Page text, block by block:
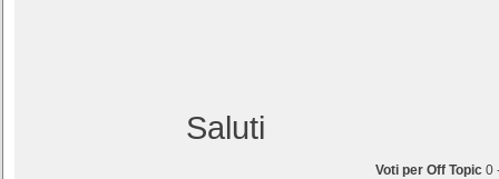
Saluti
Voti per Off Topic 0